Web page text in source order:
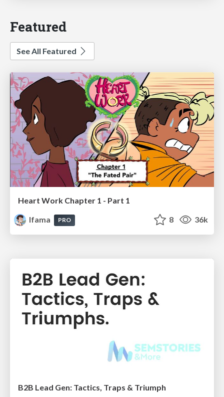
Featured
See All Featured
Heart Work Chapter 1 - Part 1
lfama
PRO 8 36k
B2B Lead Gen: Tactics, Traps & Triumph